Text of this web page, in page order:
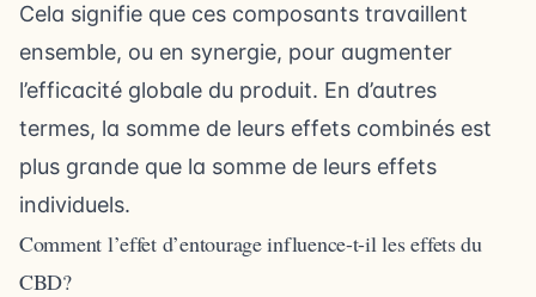
Cela signifie que ces composants travaillent
ensemble, ou en synergie, pour augmenter
l’efficacité globale du produit. En d’autres
termes, la somme de leurs effets combinés est
plus grande que la somme de leurs effets
individuels.
Comment l’effet d’entourage influence-t-il les effets du
CBD?